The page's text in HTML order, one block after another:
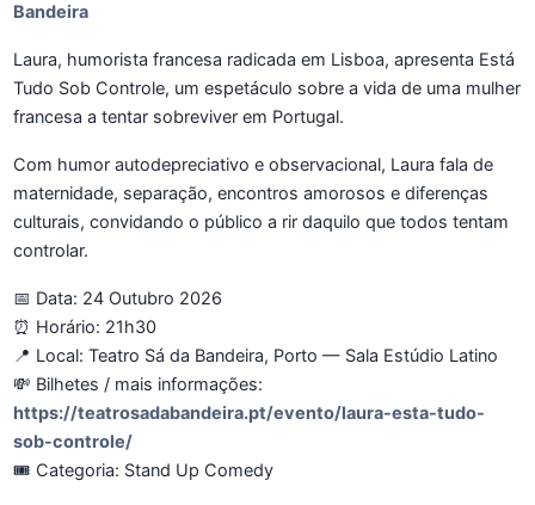
Bandeira
Laura, humorista francesa radicada em Lisboa, apresenta Está
Tudo Sob Controle, um espetáculo sobre a vida de uma mulher
francesa a tentar sobreviver em Portugal.
Com humor autodepreciativo e observacional, Laura fala de
maternidade, separação, encontros amorosos e diferenças
culturais, convidando o público a rir daquilo que todos tentam
controlar.
📅 Data: 24 Outubro 2026
⏰ Horário: 21h30
📍 Local: Teatro Sá da Bandeira, Porto — Sala Estúdio Latino
💸 Bilhetes / mais informações:
https://teatrosadabandeira.pt/evento/laura-esta-tudo-
sob-controle/
🎟️ Categoria: Stand Up Comedy